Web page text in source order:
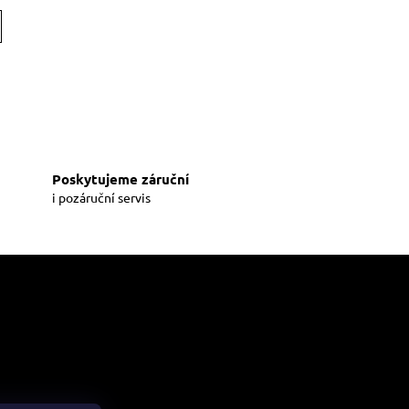
Poskytujeme záruční
i pozáruční servis